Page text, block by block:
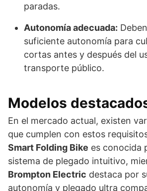
paradas.
Autonomía adecuada:
suficiente autonomía para
cortas antes y después del
transporte público.
Modelos
En el mercado actual, existen
que cumplen con estos
Smart Folding Bike es conocida
sistema de plegado intuitivo,
Brompton Electric destaca por
autonomía y plegado ultra